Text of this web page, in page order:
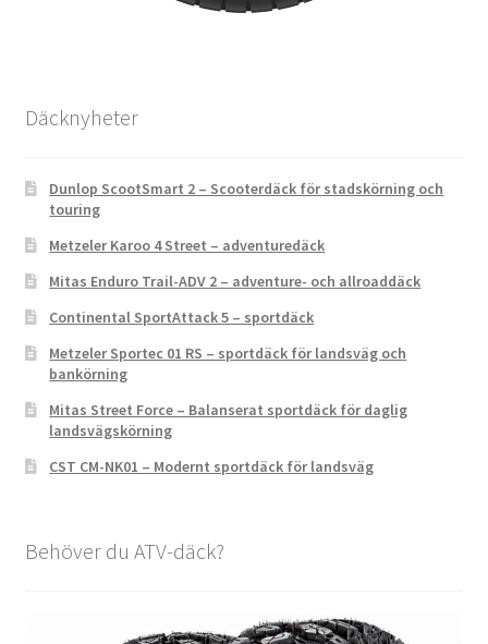
Däcknyheter
Dunlop ScootSmart 2 – Scooterdäck för stadskörning och
touring
Metzeler Karoo 4 Street – adventuredäck
Mitas Enduro Trail-ADV 2 – adventure- och allroaddäck
Continental SportAttack 5 – sportdäck
Metzeler Sportec 01 RS – sportdäck för landsväg och
bankörning
Mitas Street Force – Balanserat sportdäck för daglig
landsvägskörning
CST CM-NK01 – Modernt sportdäck för landsväg
Behöver du ATV-däck?